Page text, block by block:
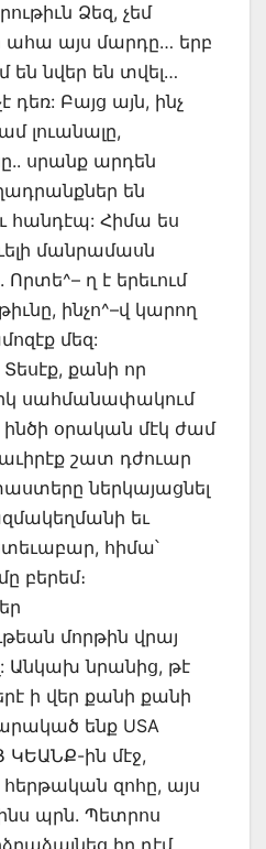
Ձեզ, չեմ
ահա այս մարդը… երբ
են նվեր են տվել…
դեռ: Բայց այն, ինչ
լուանալը,
սրանք արդեն
են
հանդէպ: Հիմա ես
մանրամասն
ղ է երեւում
ինչո^–վ կարող
մեզ:
քանի որ
սահմանափակում
ինծի օրական մէկ ժամ
շատ դժուար
ներկայացնել
եւ
հիմա՝
բերեմ։
մորթին վրայ
Անկախ նրանից, թէ
ի վեր քանի քանի
ենք USA
ԿԵԱՆՔ-ին մէջ,
զոհը, այս
պրն. Պետրոս